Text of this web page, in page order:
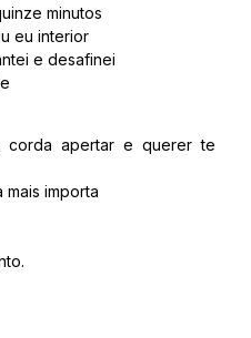
minutos
eu interior
e desafinei
corda apertar e querer te
importa